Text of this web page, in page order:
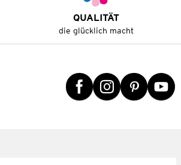
QUALITÄT
die glücklich macht